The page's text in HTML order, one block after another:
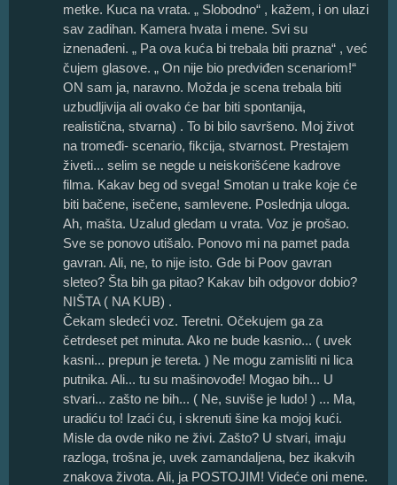
metke. Kuca na vrata. „ Slobodno“ , kažem, i on ulazi
sav zadihan. Kamera hvata i mene. Svi su
iznenađeni. „ Pa ova kuća bi trebala biti prazna“ , već
čujem glasove. „ On nije bio predviđen scenariom!“
ON sam ja, naravno. Možda je scena trebala biti
uzbudljivija ali ovako će bar biti spontanija,
realistična, stvarna) . To bi bilo savršeno. Moj život
na tromeđi- scenario, fikcija, stvarnost. Prestajem
živeti... selim se negde u neiskorišćene kadrove
filma. Kakav beg od svega! Smotan u trake koje će
biti bačene, isečene, samlevene. Poslednja uloga.
Ah, mašta. Uzalud gledam u vrata. Voz je prošao.
Sve se ponovo utišalo. Ponovo mi na pamet pada
gavran. Ali, ne, to nije isto. Gde bi Poov gavran
sleteo? Šta bih ga pitao? Kakav bih odgovor dobio?
NIŠTA ( NA KUB) .
Čekam sledeći voz. Teretni. Očekujem ga za
četrdeset pet minuta. Ako ne bude kasnio... ( uvek
kasni... prepun je tereta. ) Ne mogu zamisliti ni lica
putnika. Ali... tu su mašinovođe! Mogao bih... U
stvari... zašto ne bih... ( Ne, suviše je ludo! ) ... Ma,
uradiću to! Izaći ću, i skrenuti šine ka mojoj kući.
Misle da ovde niko ne živi. Zašto? U stvari, imaju
razloga, trošna je, uvek zamandaljena, bez ikakvih
znakova života. Ali, ja POSTOJIM! Videće oni mene.